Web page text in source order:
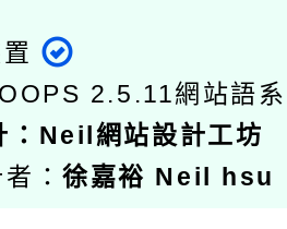
2.5.11網站語
： Neil網站設計工坊
：徐嘉裕 Neil hsu